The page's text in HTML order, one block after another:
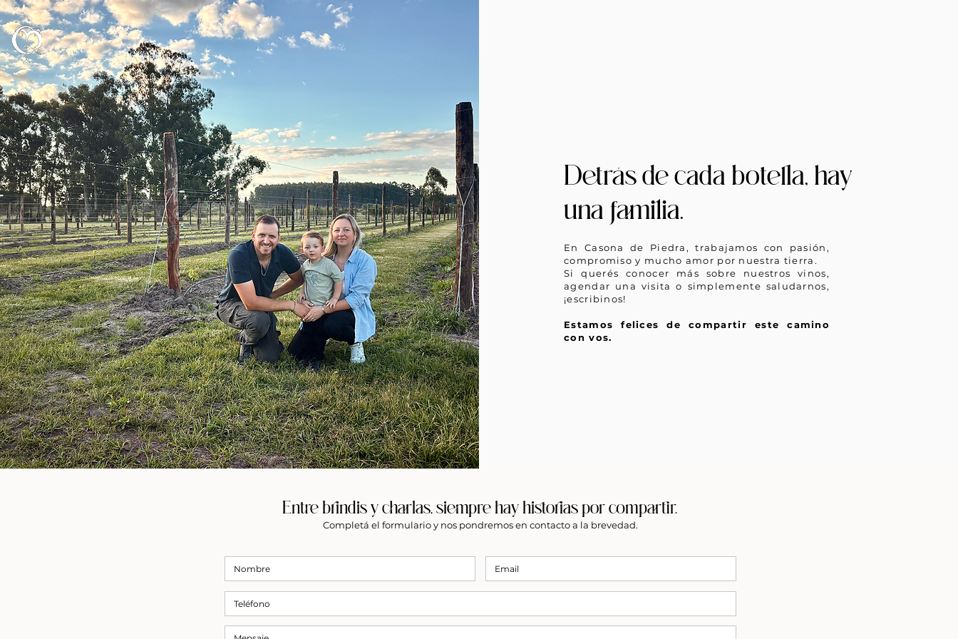
Detrás de cada botella, hay
una familia.
En Casona de Piedra, trabajamos con pasión,
compromiso y mucho amor por nuestra tierra.
Si querés conocer más sobre nuestros vinos,
agendar una visita o simplemente saludarnos,
¡escribinos!
Estamos felices de compartir este camino
con vos.
Entre brindis y charlas, siempre hay historias por compartir.
Completá el formulario y nos pondremos en contacto a la brevedad.